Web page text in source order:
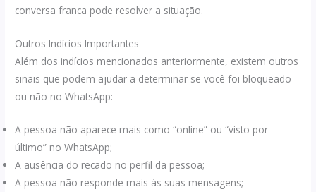
conversa franca pode resolver a situação.
Outros Indícios Importantes
Além dos indícios mencionados anteriormente, existem outros
sinais que podem ajudar a determinar se você foi bloqueado
ou não no WhatsApp:
A pessoa não aparece mais como “online” ou “visto por
último” no WhatsApp;
A ausência do recado no perfil da pessoa;
A pessoa não responde mais às suas mensagens;